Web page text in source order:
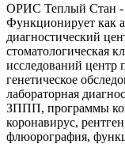
ОРИС Теплый Стан -
Функционирует как
диагностический
стоматологическая
исследований центр
генетическое
лабораторная
ЗППП, программы
коронавирус,
флюорография,